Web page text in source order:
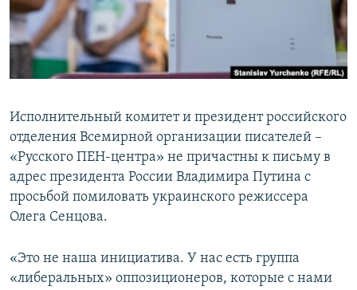
ПОБЕДИТЕЛЕЙ НЕ СУДЯТ?
КРЫМ.НЕПОКОРЕННЫЙ
ELIFBE
ПРИСОЕДИНЯЙТЕСЬ!
Все сайты RFE/RL
Исполнительный комитет и президент российского
отделения Всемирной организации писателей –
«Русского ПЕН-центра» не причастны к письму в
адрес президента России Владимира Путина с
просьбой помиловать украинского режиссера
Олега Сенцова.
«Это не наша инициатива. У нас есть группа
«либеральных» оппозиционеров, которые с нами